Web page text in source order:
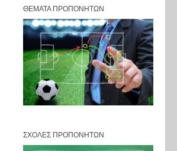
ΘΈΜΑΤΑ ΠΡΟΠΟΝΗΤΏΝ
ΣΧΟΛΈΣ ΠΡΟΠΟΝΗΤΏΝ